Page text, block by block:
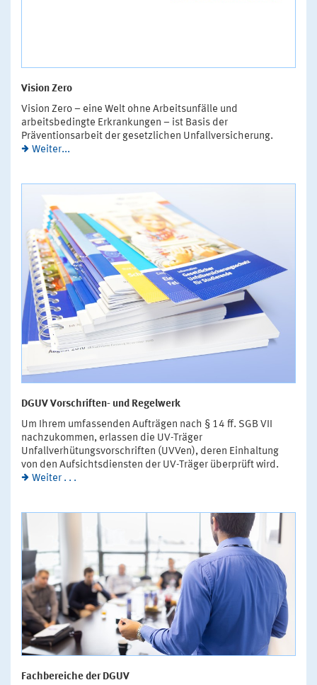
Vision Zero
Vision Zero – eine Welt ohne Arbeitsunfälle und
arbeitsbedingte Erkrankungen – ist Basis der
Präventionsarbeit der gesetzlichen Unfallversicherung.
Weiter...
DGUV Vorschriften- und Regelwerk
Um Ihrem umfassenden Aufträgen nach § 14 ff. SGB VII
nachzukommen, erlassen die UV-Träger
Unfallverhütungsvorschriften (UVVen), deren Einhaltung
von den Aufsichtsdiensten der UV-Träger überprüft wird.
Weiter . . .
Fachbereiche der DGUV